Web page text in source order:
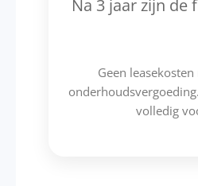
Na 3 jaar zijn de
Geen
volledig